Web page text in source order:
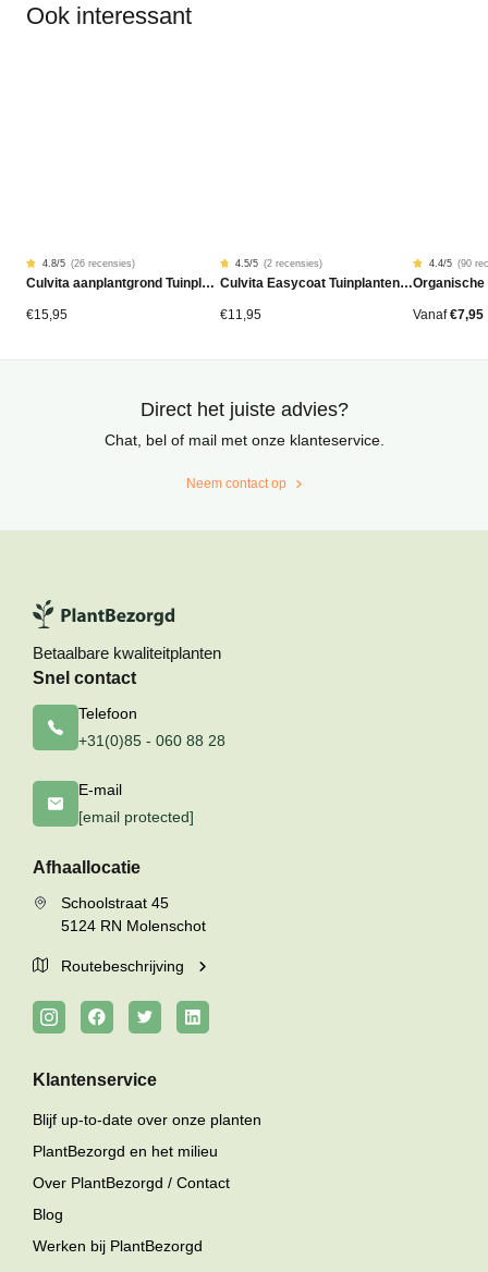
Ook interessant
Gewaardeerd
4.77
gebaseerd
op
26
4.8/5 (26 recensies)
Culvita aanplantgrond Tuinplanten, Bomen & Hagen BIO 40L
€15,95
Gewaardeerd
4.50
gebaseerd
op
2
4.5/5 (2 recensies)
Culvita Easycoat Tuinplantenmest (langdurige werking)
€11,95
Gewaardeerd
4.42
gebaseerd
op
90
4.4/5 (90
Vanaf €7,95
Direct het juiste advies?
Chat, bel of mail met onze klanteservice.
Neem contact op
Betaalbare kwaliteitplanten
Snel contact
Telefoon
+31(0)85 - 060 88 28
E-mail
[email protected]
Afhaallocatie
Schoolstraat 45
5124 RN Molenschot
Routebeschrijving
Klantenservice
Blijf up-to-date over onze planten
PlantBezorgd en het milieu
Over PlantBezorgd / Contact
Blog
Werken bij PlantBezorgd